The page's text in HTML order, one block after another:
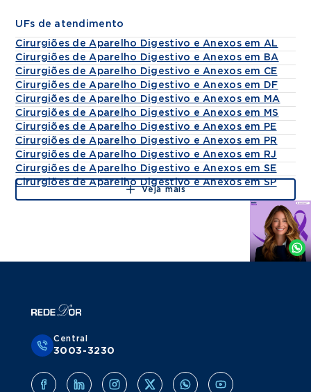
UFs de atendimento
Cirurgiões de Aparelho Digestivo e Anexos em AL
Cirurgiões de Aparelho Digestivo e Anexos em BA
Cirurgiões de Aparelho Digestivo e Anexos em CE
Cirurgiões de Aparelho Digestivo e Anexos em DF
Cirurgiões de Aparelho Digestivo e Anexos em MA
Cirurgiões de Aparelho Digestivo e Anexos em MS
Cirurgiões de Aparelho Digestivo e Anexos em PE
Cirurgiões de Aparelho Digestivo e Anexos em PR
Cirurgiões de Aparelho Digestivo e Anexos em RJ
Cirurgiões de Aparelho Digestivo e Anexos em SE
Cirurgiões de Aparelho Digestivo e Anexos em SP
Veja mais
Agende
Whatsapp
Central
3003-3230